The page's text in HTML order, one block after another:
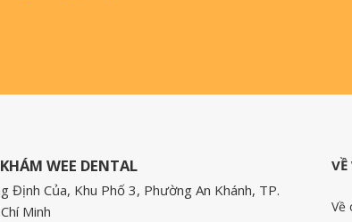
WEE DENTAL
Định Của, Khu Phố 3, Phường An Khánh, TP.
Minh
VỀ
Về